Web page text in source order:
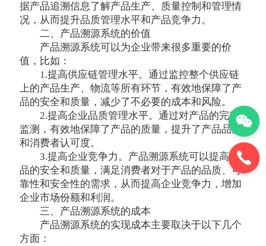
据产品追溯信息了解产品生产、质量控制和管理情
况，从而提升品质管理水平和产品竞争力。
二、产品溯源系统的价值
产品溯源系统可以为企业带来很多重要的价
值，比如：
1.提高供应链管理水平。通过监控整个供应链
上的产品生产、物流等所有环节，有效地保障了产
品的安全和质量，减少了不必要的成本和风险。
2.提高企业品质管理水平。通过对产品的完整
监测，有效地保障了产品的质量，提升了产品品质
和消费者认可度。
3.提高企业竞争力。产品溯源系统可以提高产
品的安全和质量，满足消费者对于产品的品质、可
靠性和安全性的需求，从而提高企业竞争力，增加
企业市场份额和利润。
三、产品溯源系统的成本
产品溯源系统的实现成本主要取决于以下几个
方面：